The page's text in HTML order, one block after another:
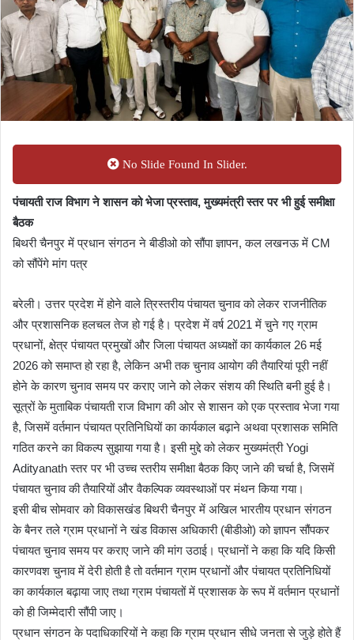
No Slide Found In Slider.
पंचायती राज विभाग ने शासन को भेजा प्रस्ताव, मुख्यमंत्री स्तर पर भी हुई समीक्षा
बैठक
बिथरी चैनपुर में प्रधान संगठन ने बीडीओ को सौंपा ज्ञापन, कल लखनऊ में CM
को सौंपेंगे मांग पत्र
बरेली। उत्तर प्रदेश में होने वाले त्रिस्तरीय पंचायत चुनाव को लेकर राजनीतिक
और प्रशासनिक हलचल तेज हो गई है। प्रदेश में वर्ष 2021 में चुने गए ग्राम
प्रधानों, क्षेत्र पंचायत प्रमुखों और जिला पंचायत अध्यक्षों का कार्यकाल 26 मई
2026 को समाप्त हो रहा है, लेकिन अभी तक चुनाव आयोग की तैयारियां पूरी नहीं
होने के कारण चुनाव समय पर कराए जाने को लेकर संशय की स्थिति बनी हुई है।
सूत्रों के मुताबिक पंचायती राज विभाग की ओर से शासन को एक प्रस्ताव भेजा गया
है, जिसमें वर्तमान पंचायत प्रतिनिधियों का कार्यकाल बढ़ाने अथवा प्रशासक समिति
गठित करने का विकल्प सुझाया गया है। इसी मुद्दे को लेकर मुख्यमंत्री Yogi
Adityanath स्तर पर भी उच्च स्तरीय समीक्षा बैठक किए जाने की चर्चा है, जिसमें
पंचायत चुनाव की तैयारियों और वैकल्पिक व्यवस्थाओं पर मंथन किया गया।
इसी बीच सोमवार को विकासखंड बिथरी चैनपुर में अखिल भारतीय प्रधान संगठन
के बैनर तले ग्राम प्रधानों ने खंड विकास अधिकारी (बीडीओ) को ज्ञापन सौंपकर
पंचायत चुनाव समय पर कराए जाने की मांग उठाई। प्रधानों ने कहा कि यदि किसी
कारणवश चुनाव में देरी होती है तो वर्तमान ग्राम प्रधानों और पंचायत प्रतिनिधियों
का कार्यकाल बढ़ाया जाए तथा ग्राम पंचायतों में प्रशासक के रूप में वर्तमान प्रधानों
को ही जिम्मेदारी सौंपी जाए।
प्रधान संगठन के पदाधिकारियों ने कहा कि ग्राम प्रधान सीधे जनता से जुड़े होते हैं